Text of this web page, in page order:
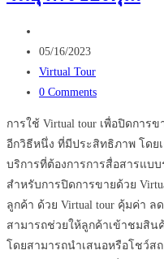
หา
author:
Post
published:
05/16/2023
Post
category:
Virtual Tour
Post
0 Comments
การใช้ Virtual tour เพื่อปิดกา
อีกวิธีหนึ่ง ที่มีประสิทธิภาพ โดย
บริการที่ต้องการการสื่อสารแบ
สำหรับการปิดการขายด้วย
ลูกค้า ด้วย Virtual tour คุ้มค่า ล
สามารถช่วยให้ลูกค้าเข้าชมสิน
โดยสามารถนำเสนอหรือโชว์ส